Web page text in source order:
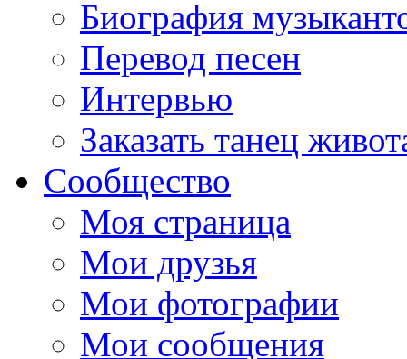
Биография
Перевод песен
Интервью
Заказать танец
Сообщество
Моя страница
Мои друзья
Мои фотографии
Мои сообщения